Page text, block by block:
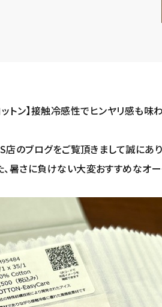
ットン】接触冷感性でヒンヤリ感も
のブログをご覧頂きまして誠にあり
暑さに負けない大変おすすめなオー